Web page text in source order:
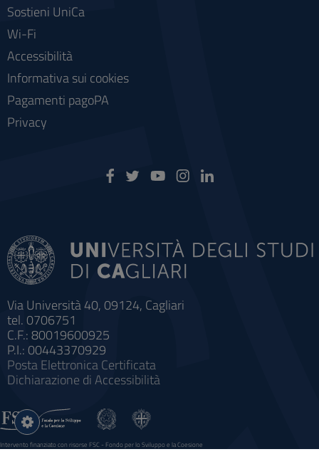
Via Università 40, 09124, Cagliari
tel. 0706751
C.F.: 80019600925
P.I.: 00443370929
Posta Elettronica Certificata
Dichiarazione di Accessibilità
Sostieni UniCa
Wi-Fi
Accessibilità
Informativa sui cookies
Pagamenti pagoPA
Privacy
Intervento finanziato con risorse FSC - Fondo per lo Sviluppo e la Coesione
Sistema informatico gestionale integrato a supporto della didattica e della ricerca e potenziamento dei servizi online
Impostazioni
cookie